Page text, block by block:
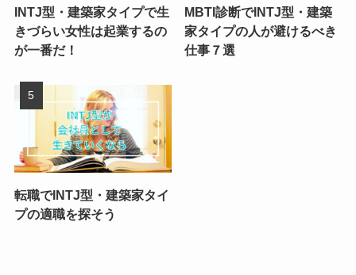
INTJ型・建築家タイプで生
きづらい女性は起業するの
が一番だ！
MBTI診断でINTJ型・建築
家タイプの人が避けるべき
仕事７選
転職でINTJ型・建築家タイ
プの適職を探そう